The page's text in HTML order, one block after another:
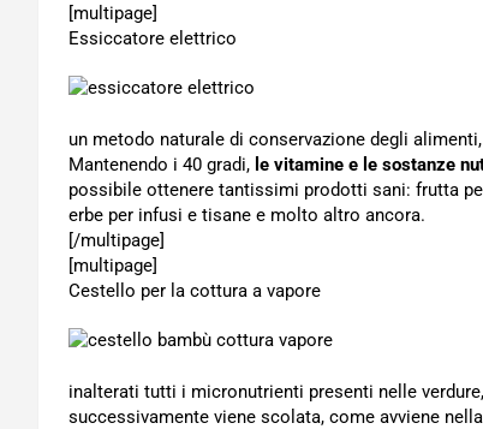
[multipage]
Essiccatore elettrico
un metodo naturale di conservazione degli
Mantenendo i 40 gradi, le vitamine e le sostanze
possibile ottenere tantissimi prodotti sani: frutta
erbe per infusi e tisane e molto altro ancora.
[/multipage]
[multipage]
Cestello per la cottura a vapore
inalterati tutti i micronutrienti presenti nelle
successivamente viene scolata, come avviene